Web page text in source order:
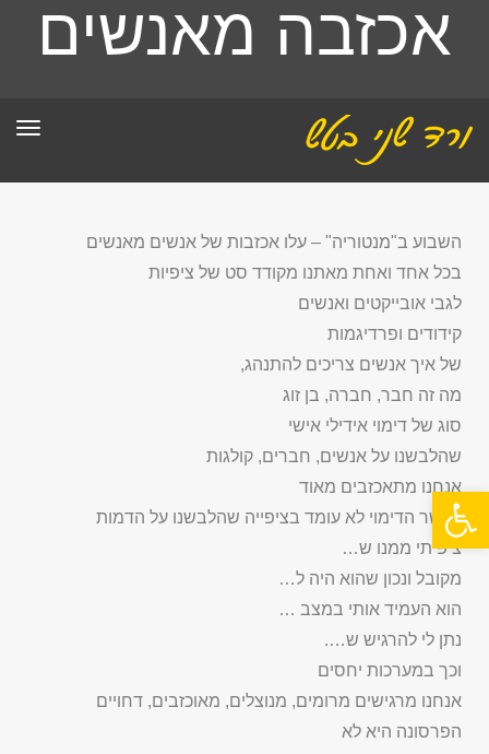
פתח סרגל נגישות
אכזבה מאנשים
השבוע ב"מנטוריה" – עלו אכזבות של אנשים מאנשים
בכל אחד ואחת מאתנו מקודד סט של ציפיות
לגבי אובייקטים ואנשים
קידודים ופרדיגמות
של איך אנשים צריכים להתנהג,
מה זה חבר, חברה, בן זוג
סוג של דימוי אידילי אישי
שהלבשנו על אנשים, חברים, קולגות
אנחנו מתאכזבים מאוד
כאשר הדימוי לא עומד בציפייה שהלבשנו על הדמות
ציפיתי ממנו ש…
מקובל ונכון שהוא היה ל…
הוא העמיד אותי במצב …
נתן לי להרגיש ש….
וכך במערכות יחסים
אנחנו מרגישים מרומים, מנוצלים, מאוכזבים, דחויים
הפרסונה היא לא